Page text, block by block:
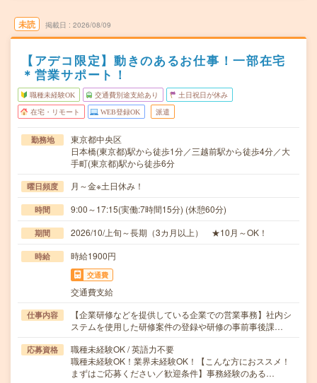
未読 掲載日 2026/08/09
【アデコ限定】動きのあるお仕事！一部在宅
＊営業サポート！
職種未経験OK 交通費別途支給あり 土日祝日が休み
在宅・リモート WEB登録OK 派遣
勤務地
東京都中央区
日本橋(東京都)駅から徒歩1分／三越前駅から徒歩4分／大
手町(東京都)駅から徒歩6分
曜日頻度 月～金※土日休み！
時間 9:00～17:15(実働:7時間15分) (休憩60分)
期間 2026/10/上旬～長期（3カ月以上） ★10月～OK！
時給 時給1900円
交通費
交通費支給
仕事内容
【企業研修などを提供している企業での営業事務】社内シ
ステムを使用した研修案件の登録や研修の事前事後課…
応募資格
職種未経験OK / 英語力不要
職種未経験OK！業界未経験OK！【こんな方におススメ！
まずはご応募ください／歓迎条件】事務経験のある…